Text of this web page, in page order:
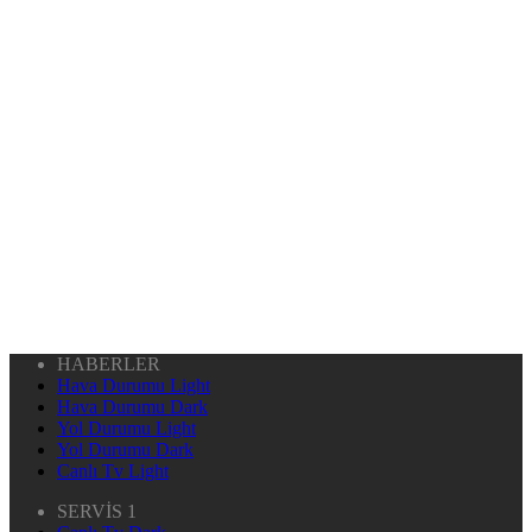
HABERLER
Hava Durumu Light
Hava Durumu Dark
Yol Durumu Light
Yol Durumu Dark
Canlı Tv Light
SERVİS 1